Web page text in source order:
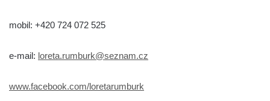
mobil: +420 724 072 525
e-mail: loreta.rumburk@seznam.cz
www.facebook.com/loretarumburk